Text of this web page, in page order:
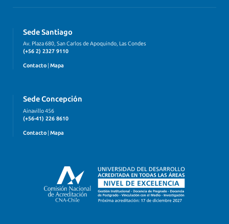
Sede Santiago
Av. Plaza 680, San Carlos de Apoquindo, Las Condes
(+56 2) 2327 9110
Contacto Mapa
Sede Concepción
Ainavillo 456
(+56-41) 226 8610
Contacto | Mapa